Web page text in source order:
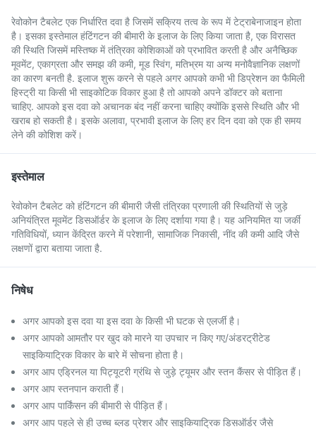
रेवोकोन टैबलेट एक निर्धारित दवा है जिसमें सक्रिय तत्व के रूप में टेट्राबेनाजाइन होता
है। इसका इस्तेमाल हंटिंगटन की बीमारी के इलाज के लिए किया जाता है, एक विरासत
की स्थिति जिसमें मस्तिष्क में तंत्रिका कोशिकाओं को प्रभावित करती है और अनैच्छिक
मूवमेंट, एकाग्रता और समझ की कमी, मूड स्विंग, मतिभ्रम या अन्य मनोवैज्ञानिक लक्षणों
का कारण बनती है. इलाज शुरू करने से पहले अगर आपको कभी भी डिप्रेशन का फैमिली
हिस्ट्री या किसी भी साइकोटिक विकार हुआ है तो आपको अपने डॉक्टर को बताना
चाहिए. आपको इस दवा को अचानक बंद नहीं करना चाहिए क्योंकि इससे स्थिति और भी
खराब हो सकती है। इसके अलावा, प्रभावी इलाज के लिए हर दिन दवा को एक ही समय
लेने की कोशिश करें।
इस्तेमाल
रेवोकोन टैबलेट को हंटिंगटन की बीमारी जैसी तंत्रिका प्रणाली की स्थितियों से जुड़े
अनियंत्रित मूवमेंट डिसऑर्डर के इलाज के लिए दर्शाया गया है। यह अनियमित या जर्की
गतिविधियों, ध्यान केंद्रित करने में परेशानी, सामाजिक निकासी, नींद की कमी आदि जैसे
लक्षणों द्वारा बताया जाता है.
निषेध
अगर आपको इस दवा या इस दवा के किसी भी घटक से एलर्जी है।
अगर आपको आमतौर पर खुद को मारने या उपचार न किए गए/अंडरट्रीटेड
साइकियाट्रिक विकार के बारे में सोचना होता है।
अगर आप एड्रिनल या पिट्यूटरी ग्रंथि से जुड़े ट्यूमर और स्तन कैंसर से पीड़ित हैं।
अगर आप स्तनपान कराती हैं।
अगर आप पार्किंसन की बीमारी से पीड़ित हैं।
अगर आप पहले से ही उच्च ब्लड प्रेशर और साइकियाट्रिक डिसऑर्डर जैसे